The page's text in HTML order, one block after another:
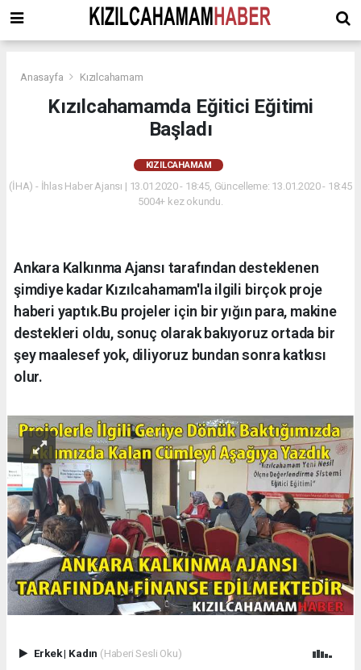
Anasayfa Kızılcahamam
Kızılcahamamda Eğitici Eğitimi
Başladı
KIZILCAHAMAM
(İHA) - İhlas Haber Ajansı | 13.01.2020 - 18:45, Güncelleme: 13.01.2020 - 18:45
5004+ kez okundu.
Ankara Kalkınma Ajansı tarafından desteklenen
şimdiye kadar Kızılcahamam'la ilgili birçok proje
haberi yaptık.Bu projeler için bir yığın para, makine
destekleri oldu, sonuç olarak bakıyoruz ortada bir
şey maalesef yok, diliyoruz bundan sonra katkısı
olur.
Erkek| Kadın (Haberi Sesli Oku)